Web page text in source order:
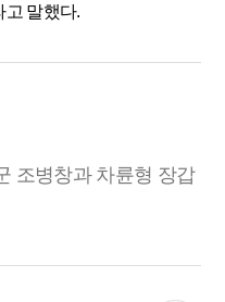
고 말했다.
조병창과 차륜형 장갑